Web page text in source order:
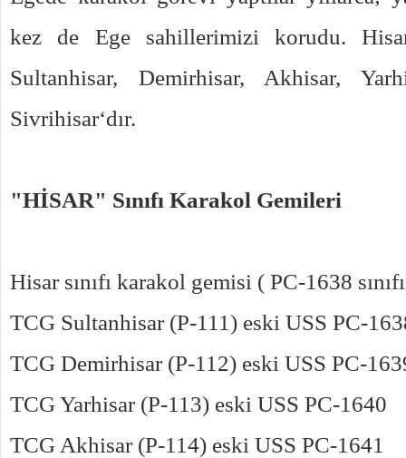
kez de Ege sahillerimizi korudu.
Sultanhisar, Demirhisar, Akhisar,
Sivrihisar‘dır.
"HİSAR" Sınıfı Karakol Gemileri
Hisar sınıfı karakol gemisi ( PC-1638
TCG Sultanhisar (P-111) eski USS PC-
TCG Demirhisar (P-112) eski USS PC-
TCG Yarhisar (P-113) eski USS PC-1640
TCG Akhisar (P-114) eski USS PC-1641